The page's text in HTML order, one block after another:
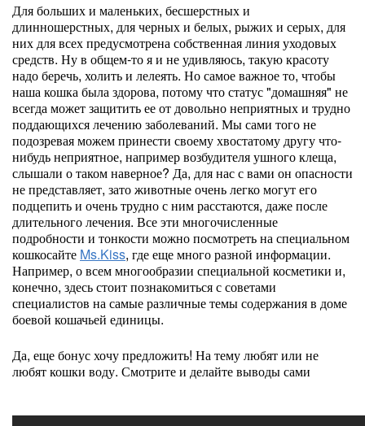
Для больших и маленьких, бесшерстных и
длинношерстных, для черных и белых, рыжих и серых, для
них для всех предусмотрена собственная линия уходовых
средств. Ну в общем-то я и не удивляюсь, такую красоту
надо беречь, холить и лелеять. Но самое важное то, чтобы
наша кошка была здорова, потому что статус "домашняя" не
всегда может защитить ее от довольно неприятных и трудно
поддающихся лечению заболеваний. Мы сами того не
подозревая можем принести своему хвостатому другу что-
нибудь неприятное, например возбудителя ушного клеща,
слышали о таком наверное? Да, для нас с вами он опасности
не представляет, зато животные очень легко могут его
подцепить и очень трудно с ним расстаются, даже после
длительного лечения. Все эти многочисленные
подробности и тонкости можно посмотреть на специальном
кошкосайте Ms.Kiss, где еще много разной информации.
Например, о всем многообразии специальной косметики и,
конечно, здесь стоит познакомиться с советами
специалистов на самые различные темы содержания в доме
боевой кошачьей единицы.
Да, еще бонус хочу предложить! На тему любят или не
любят кошки воду. Смотрите и делайте выводы сами